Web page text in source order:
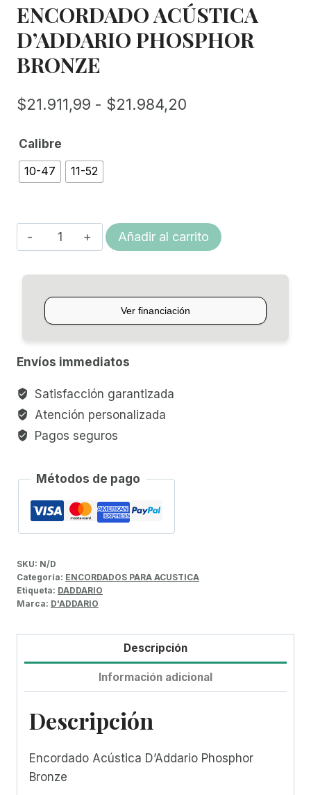
ENCORDADO ACÚSTICA
D’ADDARIO PHOSPHOR
BRONZE
$21.911,99 - $21.984,20
hasta
$21.984,20
Calibre
10-47
11-52
ENCORDADO
ACÚSTICA
BRONZE
cantidad
Añadir al carrito
Envíos immediatos
Satisfacción garantizada
Atención personalizada
Pagos seguros
Métodos de pago
SKU: N/D
Categoría: ENCORDADOS PARA ACUSTICA
Etiqueta: DADDARIO
Marca: D'ADDARIO
Descripción
Información adicional
Descripción
Encordado Acústica D’Addario Phosphor
Bronze